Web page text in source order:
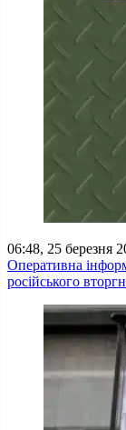
06:48, 25 березня
Оперативна
російського